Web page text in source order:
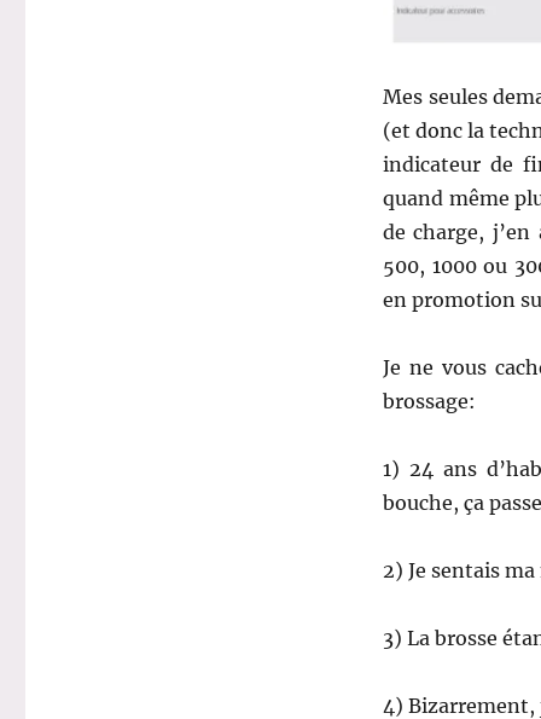
Mes seules
(et donc la
indicateur de
quand même
de charge,
500, 1000 ou
en promotion
Je ne vous
brossage:
1) 24 ans
bouche, ça
2) Je sentais
3) La brosse
4) Bizarrement,